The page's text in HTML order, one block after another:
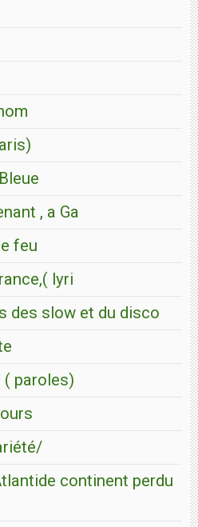
, a Ga
feu
lyri
des slow et du disco
( paroles)
continent perdu